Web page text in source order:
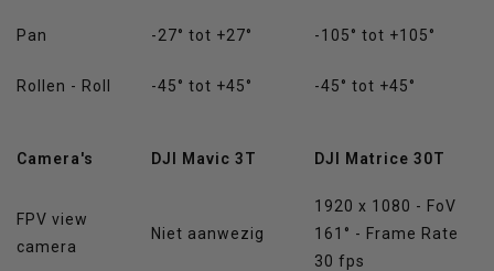
Pan -27° tot +27° -105° tot +105°
Rollen - Roll -45° tot +45° -45° tot +45°
Camera's DJI Mavic 3T DJI Matrice 30T
FPV view
camera
Niet aanwezig
1920 x 1080 - FoV
161° - Frame Rate
30 fps